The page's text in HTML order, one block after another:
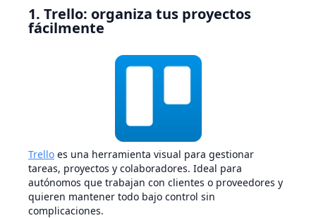
1. Trello: organiza tus proyectos
fácilmente
Trello es una herramienta visual para gestionar
tareas, proyectos y colaboradores. Ideal para
autónomos que trabajan con clientes o proveedores y
quieren mantener todo bajo control sin
complicaciones.